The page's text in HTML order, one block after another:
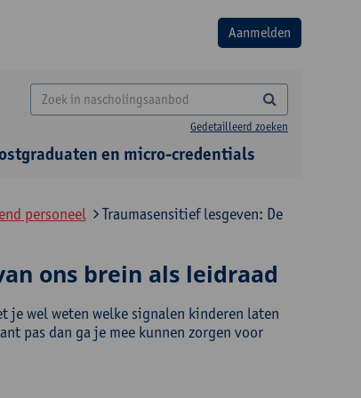
Gedetailleerd zoeken
en micro-credentials
personeel
Traumasensitief lesgeven: De
ons brein als leidraad
je wel weten welke signalen kinderen laten
pas dan ga je mee kunnen zorgen voor